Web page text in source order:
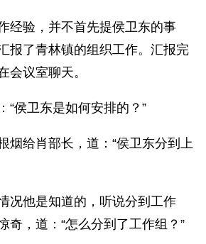
验，并不首先提侯卫东的事
报了青林镇的组织工作。汇报完
会议室聊天。
卫东是如何安排的？”
给肖部长，道：“侯卫东分到上
他是知道的，听说分到工作
奇，道：“怎么分到了工作组？”